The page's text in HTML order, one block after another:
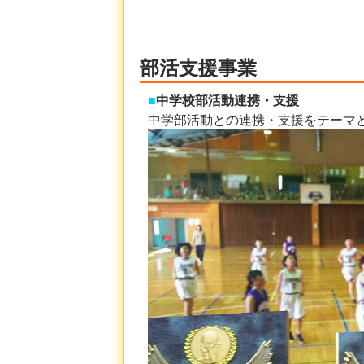
部活支援事業
■中学校部活動連携・支援
中学部活動との連携・支援をテーマ